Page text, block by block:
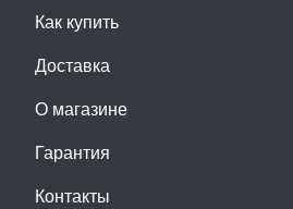
Как купить
Доставка
О магазине
Гарантия
Контакты